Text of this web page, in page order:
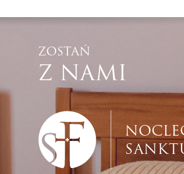
ZOSTAŃ
Z NAMI